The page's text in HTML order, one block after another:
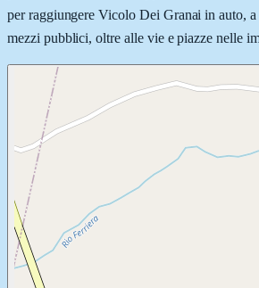
per raggiungere Vicolo Dei Granai in auto,
mezzi pubblici, oltre alle vie e piazze nelle